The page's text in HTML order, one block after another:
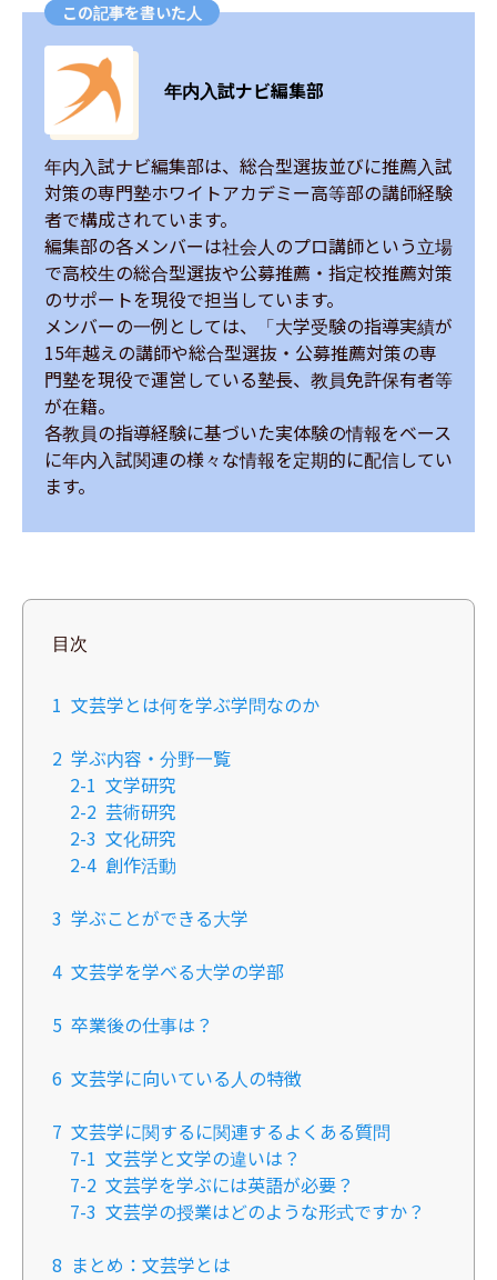
この記事を書いた人
年内入試ナビ編集部
年内入試ナビ編集部は、総合型選抜並びに推薦入試
対策の専門塾ホワイトアカデミー高等部の講師経験
者で構成されています。
編集部の各メンバーは社会人のプロ講師という立場
で高校生の総合型選抜や公募推薦・指定校推薦対策
のサポートを現役で担当しています。
メンバーの一例としては、「大学受験の指導実績が
15年越えの講師や総合型選抜・公募推薦対策の専
門塾を現役で運営している塾長、教員免許保有者等
が在籍。
各教員の指導経験に基づいた実体験の情報をベース
に年内入試関連の様々な情報を定期的に配信してい
ます。
目次
1 文芸学とは何を学ぶ学問なのか
2 学ぶ内容・分野一覧
2-1 文学研究
2-2 芸術研究
2-3 文化研究
2-4 創作活動
3 学ぶことができる大学
4 文芸学を学べる大学の学部
5 卒業後の仕事は？
6 文芸学に向いている人の特徴
7 文芸学に関するに関連するよくある質問
7-1 文芸学と文学の違いは？
7-2 文芸学を学ぶには英語が必要？
7-3 文芸学の授業はどのような形式ですか？
8 まとめ：文芸学とは